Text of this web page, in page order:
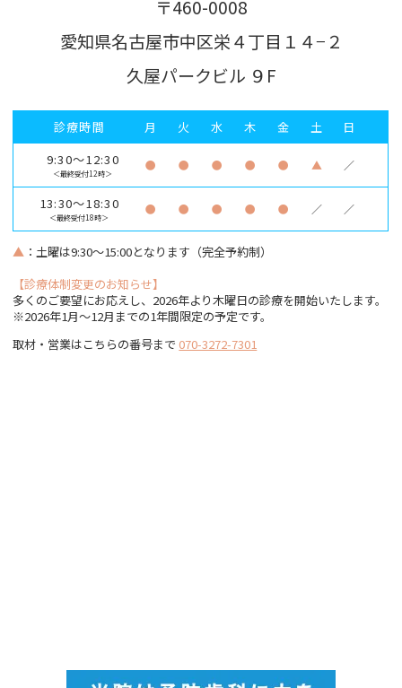
〒460-0008
愛知県名古屋市中区栄４丁目１４−２
久屋パークビル ９F
診療時間 月 火 水 木 金 土
日
9:30～12:30
＜最終受付12時＞
● ● ● ● ● ▲ ／
13:30～18:30
＜最終受付18時＞
● ● ● ● ● ／ ／
▲ ：土曜は9:30～15:00となります（完全予約制）
【診療体制変更のお知らせ】
多くのご要望にお応えし、2026年より木曜日の診療を開始いたします。
※2026年1月〜12月までの1年間限定の予定です。
取材・営業はこちらの番号まで 070-3272-7301